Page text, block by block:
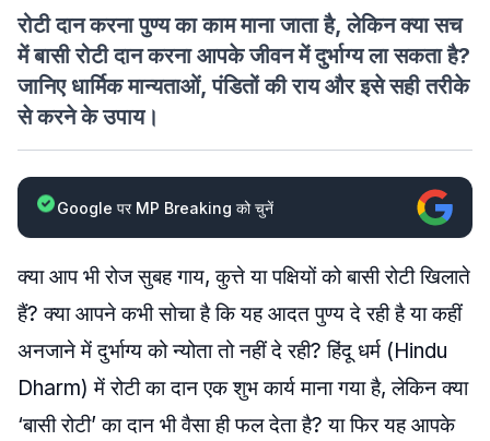
रोटी दान करना पुण्य का काम माना जाता है, लेकिन क्या सच
में बासी रोटी दान करना आपके जीवन में दुर्भाग्य ला सकता है?
जानिए धार्मिक मान्यताओं, पंडितों की राय और इसे सही तरीके
से करने के उपाय।
Google पर MP Breaking को चुनें
क्या आप भी रोज सुबह गाय, कुत्ते या पक्षियों को बासी रोटी खिलाते
हैं? क्या आपने कभी सोचा है कि यह आदत पुण्य दे रही है या कहीं
अनजाने में दुर्भाग्य को न्योता तो नहीं दे रही? हिंदू धर्म (Hindu
Dharm) में रोटी का दान एक शुभ कार्य माना गया है, लेकिन क्या
‘बासी रोटी’ का दान भी वैसा ही फल देता है? या फिर यह आपके